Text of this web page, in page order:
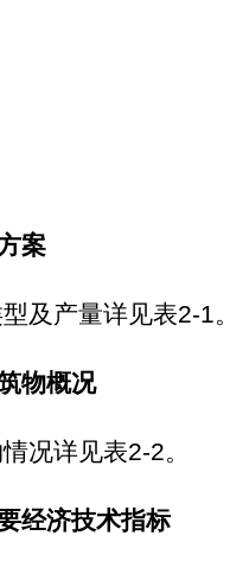
案
及产量详见表2-1
物概况
况详见表2-2。
经济技术指标